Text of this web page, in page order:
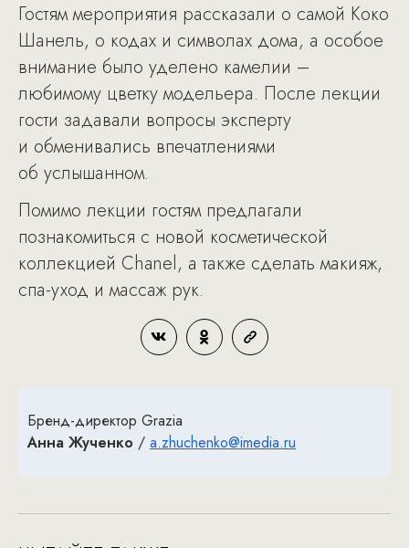
Гостям мероприятия рассказали о самой Коко
Шанель, о кодах и символах дома, а особое
внимание было уделено камелии –
любимому цветку модельера. После лекции
гости задавали вопросы эксперту
и обменивались впечатлениями
об услышанном.
Помимо лекции гостям предлагали
познакомиться с новой косметической
коллекцией Chanel, а также сделать макияж,
спа-уход и массаж рук.
Бренд-директор Grazia
Анна Жученко / a.zhuchenko@imedia.ru